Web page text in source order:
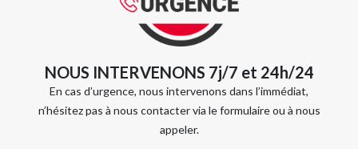
NOUS INTERVENONS 7j/7 et 24h/24
En cas d’urgence, nous intervenons dans l’immédiat,
n’hésitez pas à nous contacter via le formulaire ou à nous
appeler.